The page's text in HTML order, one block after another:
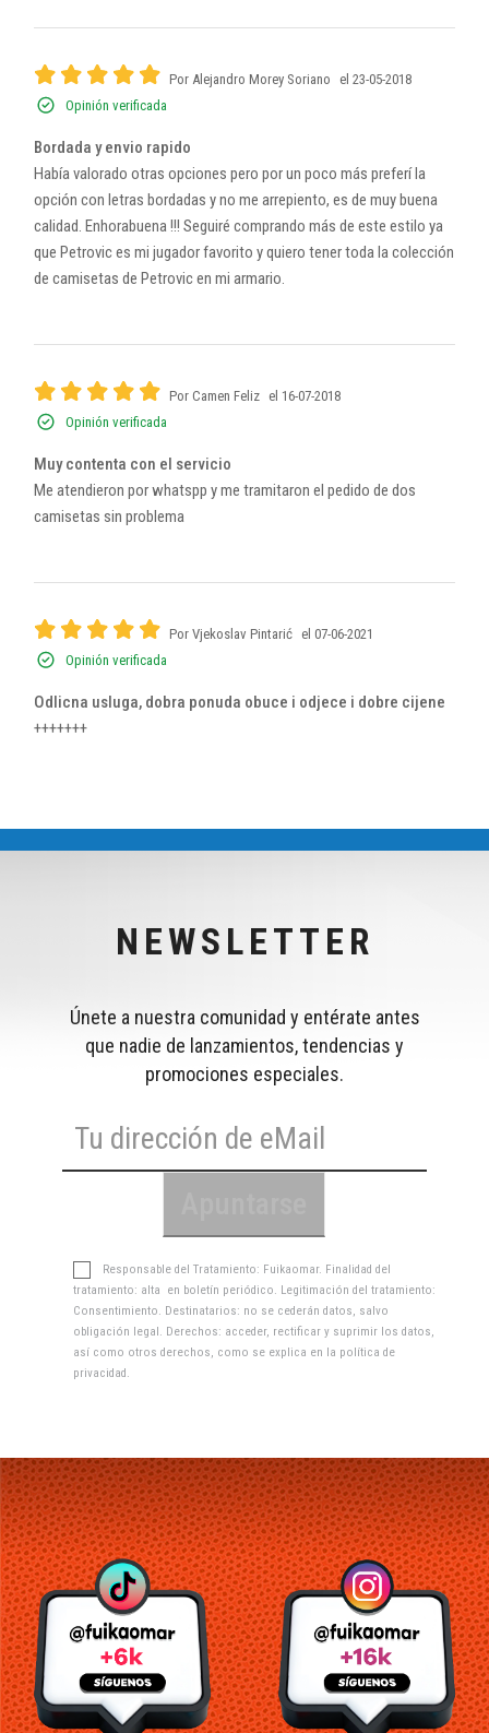
Por Alejandro Morey Soriano el 23-05-2018
Opinión verificada
Bordada y envio rapido
Había valorado otras opciones pero por un poco más preferí la
opción con letras bordadas y no me arrepiento, es de muy buena
calidad. Enhorabuena !!! Seguiré comprando más de este estilo ya
que Petrovic es mi jugador favorito y quiero tener toda la colección
de camisetas de Petrovic en mi armario.
Por Camen Feliz el 16-07-2018
Opinión verificada
Muy contenta con el servicio
Me atendieron por whatspp y me tramitaron el pedido de dos
camisetas sin problema
Por Vjekoslav Pintarić el 07-06-2021
Opinión verificada
Odlicna usluga, dobra ponuda obuce i odjece i dobre cijene
+++++++
NEWSLETTER
Únete a nuestra comunidad y entérate antes
que nadie de lanzamientos, tendencias y
promociones especiales.
Responsable del Tratamiento: Fuikaomar. Finalidad del
tratamiento: alta en boletín periódico. Legitimación del tratamiento:
Consentimiento. Destinatarios: no se cederán datos, salvo
obligación legal. Derechos: acceder, rectificar y suprimir los datos,
así como otros derechos, como se explica en la política de
privacidad .